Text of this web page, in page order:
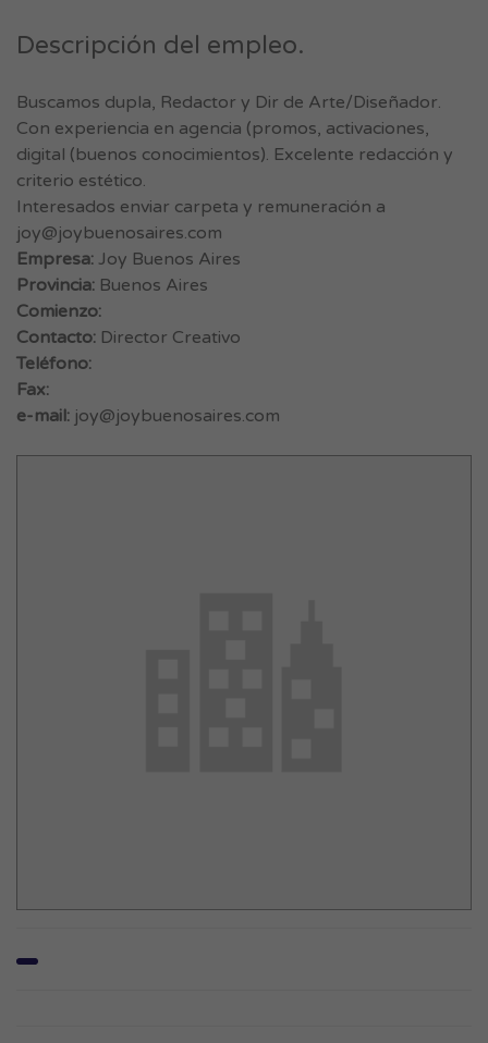
Descripción del empleo.
Buscamos dupla, Redactor y Dir de Arte/Diseñador.
Con experiencia en agencia (promos, activaciones,
digital (buenos conocimientos). Excelente redacción y
criterio estético.
Interesados enviar carpeta y remuneración a
joy@joybuenosaires.com
Empresa: Joy Buenos Aires
Provincia: Buenos Aires
Comienzo:
Contacto: Director Creativo
Teléfono:
Fax:
e-mail: joy@joybuenosaires.com